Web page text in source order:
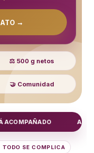
→
⚖️ 500 g netos
🤝 Comunidad
TODO SE COMPLICA